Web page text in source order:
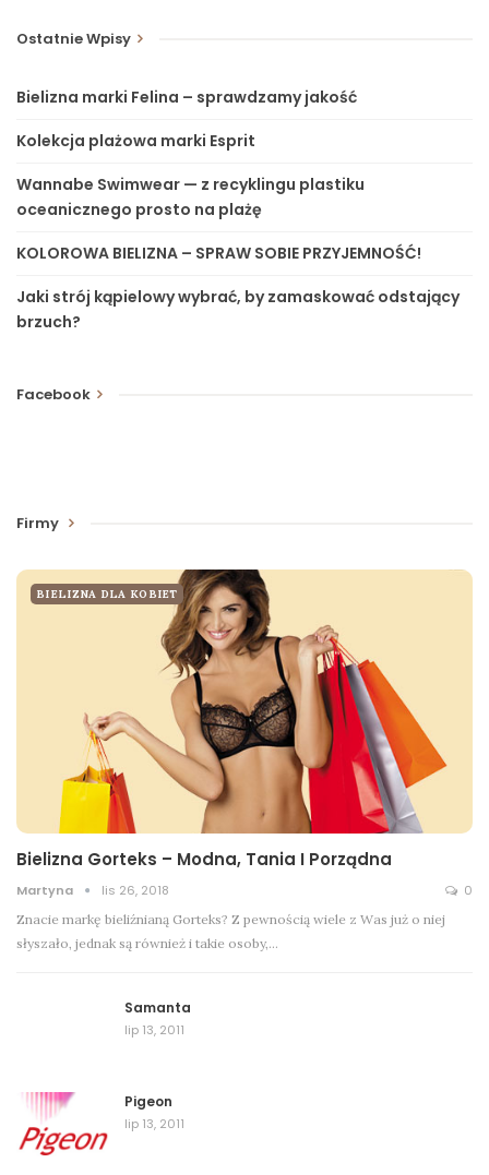
Ostatnie Wpisy
Bielizna marki Felina – sprawdzamy jakość
Kolekcja plażowa marki Esprit
Wannabe Swimwear — z recyklingu plastiku
oceanicznego prosto na plażę
KOLOROWA BIELIZNA – SPRAW SOBIE PRZYJEMNOŚĆ!
Jaki strój kąpielowy wybrać, by zamaskować odstający
brzuch?
Facebook
Firmy
BIELIZNA DLA KOBIET
Bielizna Gorteks – Modna, Tania I Porządna
Martyna lis 26, 2018 0
Znacie markę bieliźnianą Gorteks? Z pewnością wiele z Was już o niej
słyszało, jednak są również i takie osoby,…
Samanta
lip 13, 2011
Pigeon
lip 13, 2011